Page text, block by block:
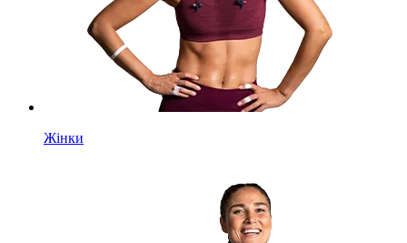
Жінки